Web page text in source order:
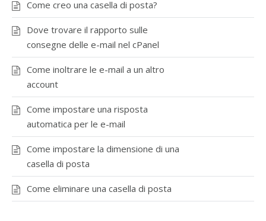
Come creo una casella di posta?
Dove trovare il rapporto sulle
consegne delle e-mail nel cPanel
Come inoltrare le e-mail a un altro
account
Come impostare una risposta
automatica per le e-mail
Come impostare la dimensione di una
casella di posta
Come eliminare una casella di posta